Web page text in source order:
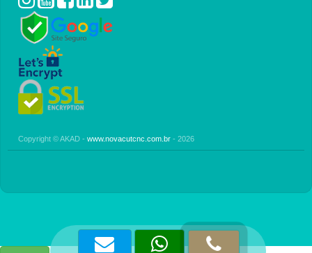
Copyright © AKAD - www.novacutcnc.com.br - 2026